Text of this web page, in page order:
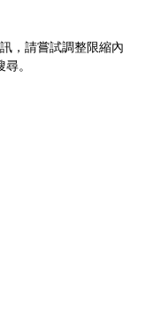
，請嘗試調整限縮內
。